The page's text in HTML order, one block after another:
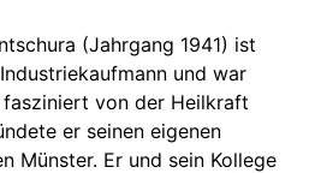
(Jahrgang 1941) ist
und war
von der Heilkraft
er seinen eigenen
Münster. Er und sein Kollege